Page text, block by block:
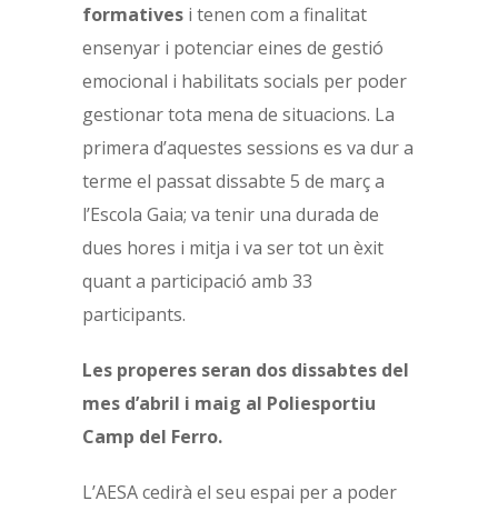
formatives i tenen com a finalitat
ensenyar i potenciar eines de gestió
emocional i habilitats socials per poder
gestionar tota mena de situacions. La
primera d’aquestes sessions es va dur a
terme el passat dissabte 5 de març a
l’Escola Gaia; va tenir una durada de
dues hores i mitja i va ser tot un èxit
quant a participació amb 33
participants.
Les properes seran dos dissabtes del
mes d’abril i maig al Poliesportiu
Camp del Ferro.
L’AESA cedirà el seu espai per a poder